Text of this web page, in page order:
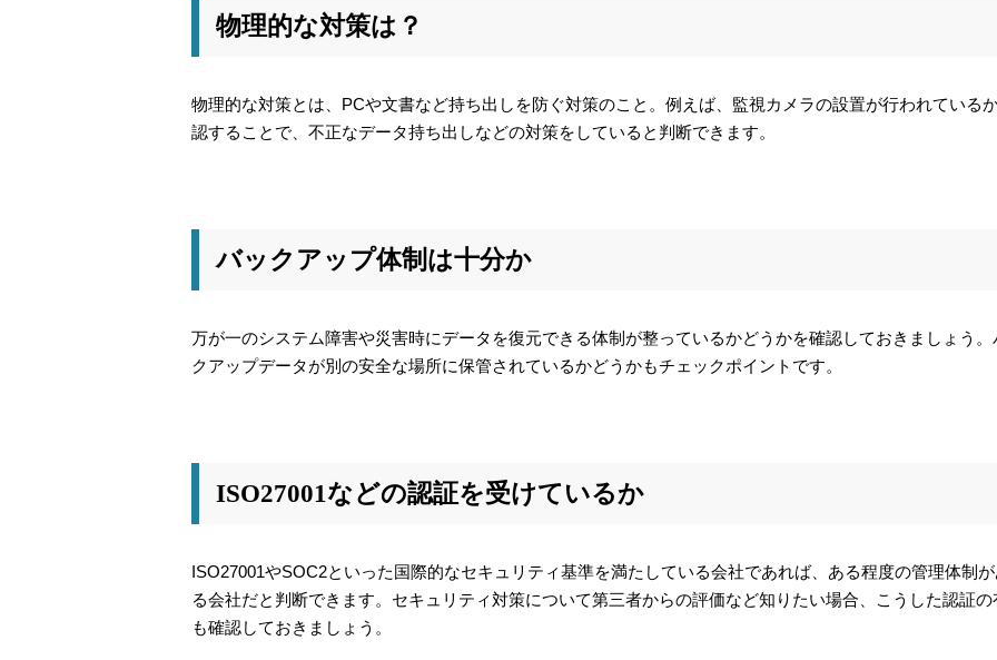
物理的な対策は？
物理的な対策とは、PCや文書など持ち出しを防ぐ対策のこと。例えば、監視カメラの設置が行われている
認することで、不正なデータ持ち出しなどの対策をしていると判断できます。
バックアップ体制は十分か
万が一のシステム障害や災害時にデータを復元できる体制が整っているかどうかを確認しておきましょう。
クアップデータが別の安全な場所に保管されているかどうかもチェックポイントです。
ISO27001などの認証を受けているか
ISO27001やSOC2といった国際的なセキュリティ基準を満たしている会社であれば、ある程度の管理体制が
る会社だと判断できます。セキュリティ対策について第三者からの評価など知りたい場合、こうした認証の
も確認しておきましょう。